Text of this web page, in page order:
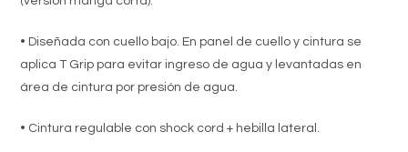
• Diseñada con cuello bajo. En panel de cuello y cintura se
aplica T Grip para evitar ingreso de agua y levantadas en
área de cintura por presión de agua.
• Cintura regulable con shock cord + hebilla lateral.